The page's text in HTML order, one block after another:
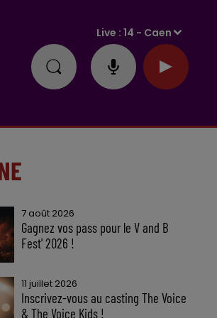
Live :14 - Caen
7 août 2026
Gagnez vos pass pour le V and B
Fest' 2026 !
11 juillet 2026
Inscrivez-vous au casting The Voice
& The Voice Kids !